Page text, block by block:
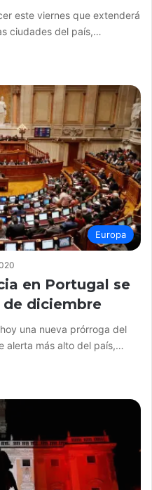
este viernes que extenderá
ciudades del país,…
Europa
en Portugal se
de diciembre
una nueva prórroga del
alerta más alto del país,…